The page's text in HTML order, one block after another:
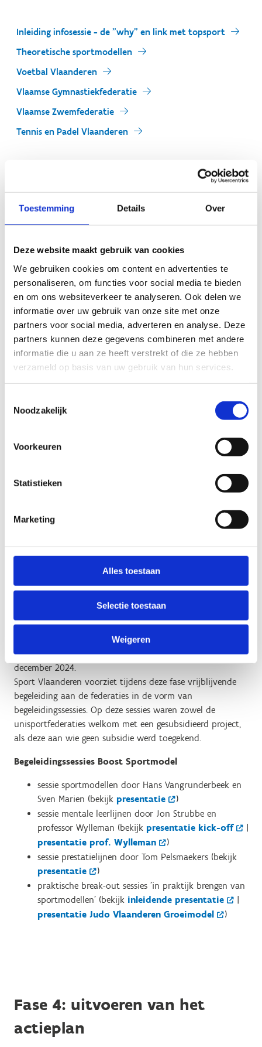
Toestemming Details Over
Deze website maakt gebruik van cookies
We gebruiken cookies om content en advertenties te
personaliseren, om functies voor social media te bieden
en om ons websiteverkeer te analyseren. Ook delen we
informatie over uw gebruik van onze site met onze
partners voor social media, adverteren en analyse. Deze
partners kunnen deze gegevens combineren met andere
informatie die u aan ze heeft verstrekt of die ze hebben
verzameld op basis van uw gebruik van hun services.
Noodzakelijk
Voorkeuren
Statistieken
Marketing
Alles toestaan
Selectie toestaan
Weigeren
Inleiding infosessie - de "why" en link met topsport
Theoretische sportmodellen
Voetbal Vlaanderen
Vlaamse Gymnastiekfederatie
Vlaamse Zwemfederatie
Tennis en Padel Vlaanderen
Fase 2: beoordeling dossiers en
mei-juni 2024 - reeds afgerond
De Vlaamse minister bevoegd voor Sport kende, op basis
van het inhoudelijke advies van de beoordelingscommissie
en Sport Vlaanderen, subsidies toe aan volgende 18
federaties in het kader van deze subsidieoproep "Boost
Sportmodel".
Bij de toekenning van de steun door de minister van
Sport werd voor elke sportfederatie een subsidiebesluit
opgemaakt waarin alle bepalingen en eventuele specifieke
modaliteiten omtrent de toegekende subsidie opgenomen
van een actieplan.
Bekijk de lijst van geselecteerde projecten.
Fase 3: Opmaak actieplan
(voor geselecteerde dossiers)
De geselecteerde sportfederaties moeten hun visietekst
concretiseren tot een actieplan tegen ten laatste 31
december 2024.
Sport Vlaanderen voorziet tijdens deze fase vrijblijvende
begeleiding aan de federaties in de vorm van
begeleidingssessies. Op deze sessies waren zowel de
unisportfederaties welkom met een gesubsidieerd project,
als deze aan wie geen subsidie werd toegekend.
Begeleidingssessies Boost Sportmodel
sessie sportmodellen door Hans Vangrunderbeek en
Sven Marien (bekijk presentatie
)
sessie mentale leerlijnen door Jon Strubbe en
professor Wylleman (bekijk presentatie kick-off
|
presentatie prof. Wylleman
)
sessie prestatielijnen door Tom Pelsmaekers (bekijk
presentatie
)
praktische break-out sessies 'in praktijk brengen van
sportmodellen' (bekijk inleidende presentatie
|
presentatie Judo Vlaanderen Groeimodel
)
Fase 4: uitvoeren van het
actieplan